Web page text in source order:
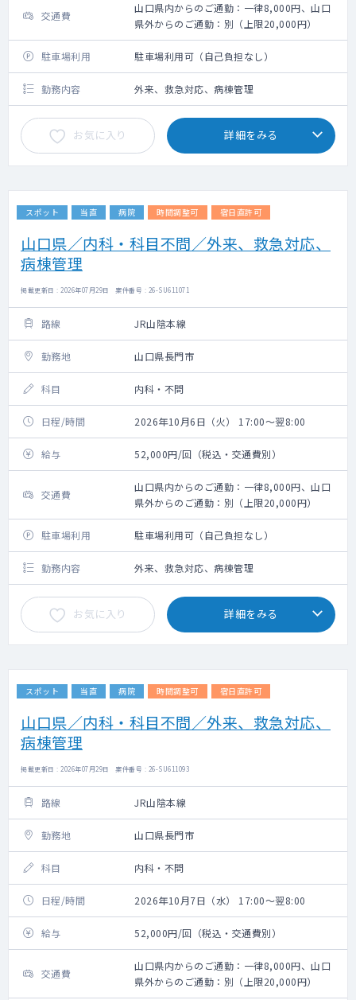
交通費
山口県内からのご通勤：一律8,000円、山口
県外からのご通勤：別（上限20,000円）
駐車場利用 駐車場利用可（自己負担なし）
勤務内容 外来、救急対応、病棟管理
お気に入り 詳細をみる
スポット 当直 病院 時間調整可 宿日直許可
山口県／内科・科目不問／外来、救急対応、
病棟管理
掲載更新日 : 2026年07月29日 案件番号 : 26-SU611071
路線 JR山陰本線
勤務地 山口県長門市
科目 内科・不問
日程/時間 2026年10月6日（火） 17:00～翌8:00
給与 52,000円/回（税込・交通費別）
交通費
山口県内からのご通勤：一律8,000円、山口
県外からのご通勤：別（上限20,000円）
駐車場利用 駐車場利用可（自己負担なし）
勤務内容 外来、救急対応、病棟管理
お気に入り 詳細をみる
スポット 当直 病院 時間調整可 宿日直許可
山口県／内科・科目不問／外来、救急対応、
病棟管理
掲載更新日 : 2026年07月29日 案件番号 : 26-SU611093
路線 JR山陰本線
勤務地 山口県長門市
科目 内科・不問
日程/時間 2026年10月7日（水） 17:00～翌8:00
給与 52,000円/回（税込・交通費別）
交通費
山口県内からのご通勤：一律8,000円、山口
県外からのご通勤：別（上限20,000円）